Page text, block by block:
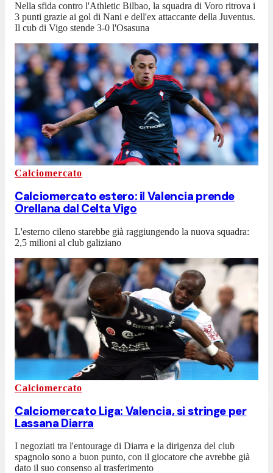
Nella sfida contro l'Athletic Bilbao, la squadra di Voro ritrova i
3 punti grazie ai gol di Nani e dell'ex attaccante della Juventus.
Il cub di Vigo stende 3-0 l'Osasuna
Calciomercato
Calciomercato estero: il Valencia prende
Orellana dal Celta Vigo
L'esterno cileno starebbe già raggiungendo la nuova squadra:
2,5 milioni al club galiziano
Calciomercato
Calciomercato Liga: Valencia, si stringe per
Lassana Diarra
I negoziati tra l'entourage di Diarra e la dirigenza del club
spagnolo sono a buon punto, con il giocatore che avrebbe già
dato il suo consenso al trasferimento